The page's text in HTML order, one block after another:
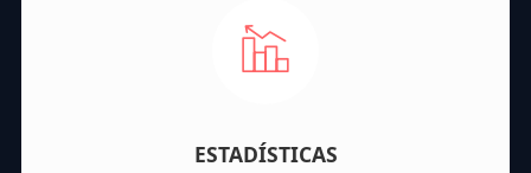
ESTADÍSTICAS